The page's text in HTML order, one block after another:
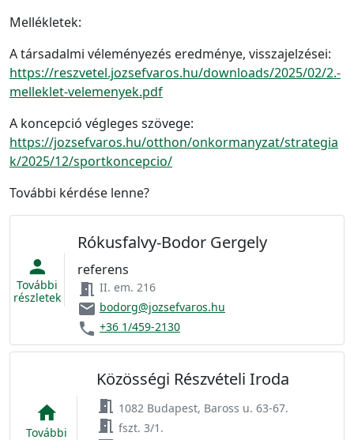
Mellékletek:
A társadalmi véleményezés eredménye, visszajelzései:
https://reszvetel.jozsefvaros.hu/downloads/2025/02/2.-
melleklet-velemenyek.pdf
A koncepció végleges szövege:
https://jozsefvaros.hu/otthon/onkormanyzat/strategia
k/2025/12/sportkoncepcio/
További kérdése lenne?
person
További
részletek
Rókusfalvy-Bodor Gergely
referens
meeting_room II. em. 216
email bodorg@jozsefvaros.hu
phone +36 1/459-2130
home
További
Közösségi Részvételi Iroda
meeting_room 1082 Budapest, Baross u. 63-67.
meeting_room fszt. 3/1.